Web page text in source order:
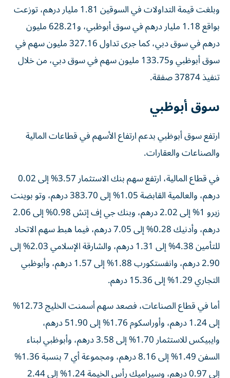
وبلغت قيمة التداولات في السوقين 1.81 مليار درهم، توزعت
بواقع 1.18 مليار درهم في سوق أبوظبي، و628.21 مليون
درهم في سوق دبي، كما جرى تداول 327.16 مليون سهم في
سوق أبوظبي و133.75 مليون سهم في سوق دبي، من خلال
تنفيذ 37874 صفقة.
سوق أبوظبي
ارتفع سوق أبوظبي بدعم ارتفاع الأسهم في قطاعات المالية
والصناعات والعقارات.
في قطاع المالية، ارتفع سهم بنك الاستثمار 3.57% إلى 0.02
درهم، والعالمية القابضة 1.05% إلى 383.70 درهم، وتو بوينت
زيرو 1% إلى 2.02 درهم، وبنك جي إف إتش 0.98% إلى 2.06
درهم، وأدنيك 0.28% إلى 7.05 درهم، فيما هبط سهم الاتحاد
للتأمين 4.38% إلى 1.31 درهم، والشارقة الإسلامي 2.03% إلى
2.90 درهم، وانفستكورب 1.88% إلى 1.57 درهم، وأبوظبي
التجاري 1.29% إلى 15.36 درهم.
أما في قطاع الصناعات، فصعد سهم أسمنت الخليج 12.73%
إلى 1.24 درهم، وأوراسكوم 1.76% إلى 51.90 درهم،
وايبيكس للاستثمار 1.70% إلى 3.58 درهم، وأبوظبي لبناء
السفن 1.49% إلى 8.16 درهم، ومجموعة أي 7 بنسبة 1.36%
إلى 0.97 درهم، وسيراميك رأس الخيمة 1.24% إلى 2.44